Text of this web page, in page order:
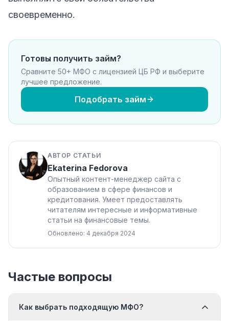
своевременно.
Готовы получить займ?
Сравните 50+ МФО с лицензией ЦБ РФ и выберите
лучшее предложение.
Подобрать займ
АВТОР СТАТЬИ
Ekaterina Fedorova
Опытный контент-менеджер сайта с
образованием в сфере финансов и
кредитования. Умеет предоставлять
читателям интересные и информативные
статьи на финансовые темы.
Обновлено: 4 декабря 2024
Частые вопросы
Как выбрать подходящую МФО?